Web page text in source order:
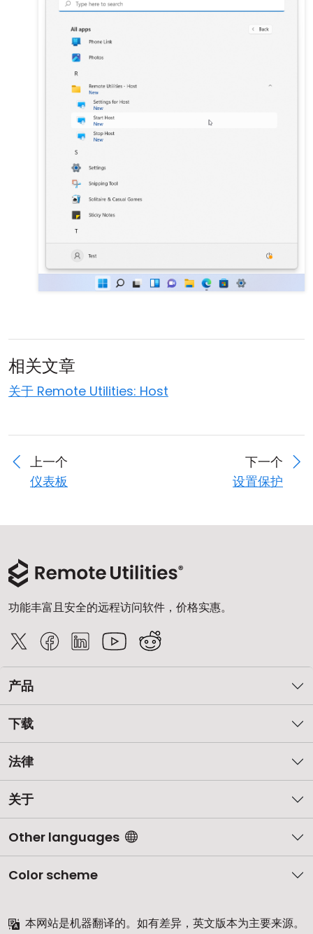
相关文章
关于 Remote Utilities: Host
上一个
仪表板
下一个
设置保护
功能丰富且安全的远程访问软件，价格实惠。
产品
下载
法律
关于
Other languages
Color scheme
本网站是机器翻译的。如有差异，英文版本为主要来源。